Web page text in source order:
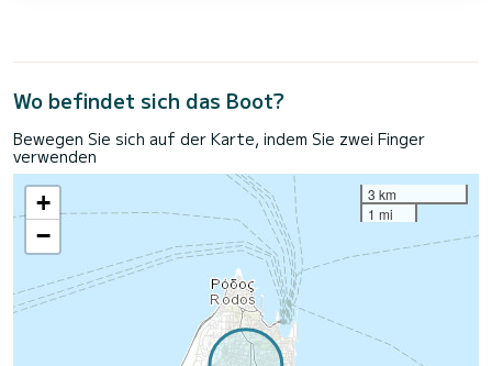
Wo befindet sich das Boot?
Bewegen Sie sich auf der Karte, indem Sie zwei Finger
verwenden
+
−
3 km
1 mi